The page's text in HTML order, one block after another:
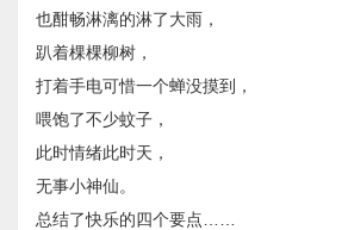
也酣畅淋漓的淋了大雨，
趴着棵棵柳树，
打着手电可惜一个蝉没摸到，
喂饱了不少蚊子，
此时情绪此时天，
无事小神仙。
总结了快乐的四个要点……